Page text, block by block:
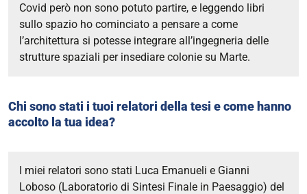
Covid però non sono potuto partire, e leggendo libri
sullo spazio ho cominciato a pensare a come
l’architettura si potesse integrare all’ingegneria delle
strutture spaziali per insediare colonie su Marte.
Chi sono stati i tuoi relatori della tesi e come hanno
accolto la tua idea?
I miei relatori sono stati Luca Emanueli e Gianni
Loboso (Laboratorio di Sintesi Finale in Paesaggio) del